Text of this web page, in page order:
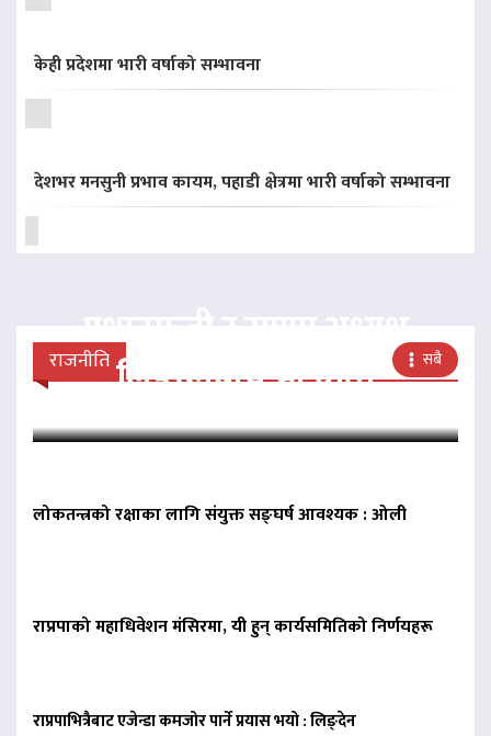
केही प्रदेशमा भारी वर्षाको सम्भावना
देशभर मनसुनी प्रभाव कायम, पहाडी क्षेत्रमा भारी वर्षाको सम्भावना
राजनीति सबै
प्रधानमन्त्री र राप्रपा अध्यक्ष
लिङदेनबीच भेटवार्ता
लोकतन्त्रको रक्षाका लागि संयुक्त सङ्घर्ष आवश्यक : ओली
राप्रपाको महाधिवेशन मंसिरमा, यी हुन् कार्यसमितिको निर्णयहरू
राप्रपाभित्रैबाट एजेन्डा कमजोर पार्ने प्रयास भयो : लिङ्देन